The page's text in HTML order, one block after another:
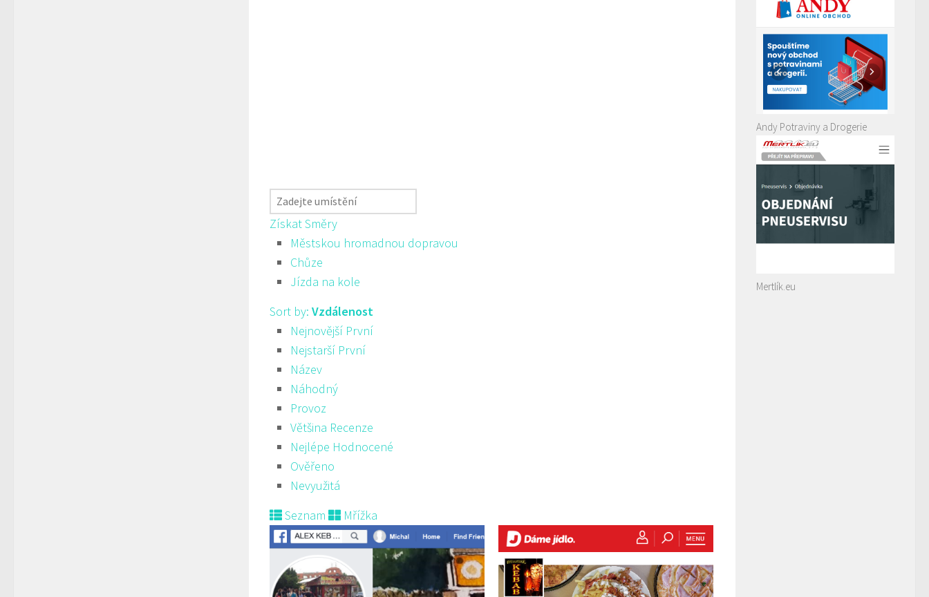
Získat Směry
Městskou hromadnou dopravou
Chůze
Jízda na kole
Sort by: Vzdálenost
Nejnovější První
Nejstarší První
Název
Náhodný
Provoz
Většina Recenze
Nejlépe Hodnocené
Ověřeno
Nevyužitá
Seznam
Mřížka
Andy Potraviny a Drogerie
Mertlík.eu